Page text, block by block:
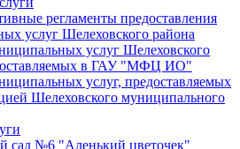
регламенты предоставления
услуг Шелеховского района
услуг Шелеховского
в ГАУ "МФЦ ИО"
услуг, предоставляемых
Шелеховского муниципального
сад №6 "Аленький цветочек"